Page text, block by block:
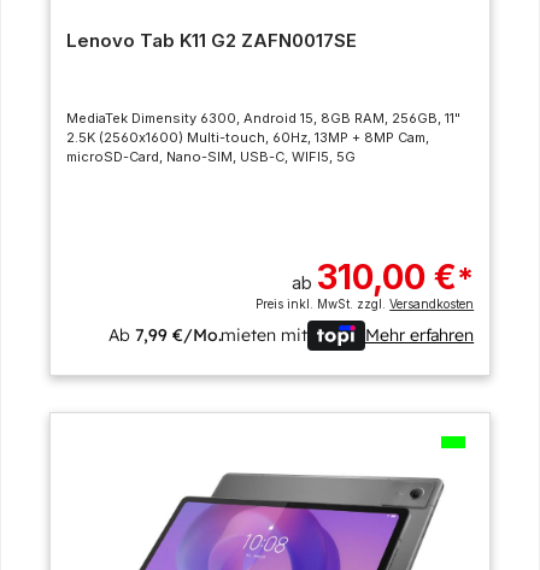
Lenovo Tab K11 G2 ZAFN0017SE
MediaTek Dimensity 6300, Android 15, 8GB RAM, 256GB, 11"
2.5K (2560x1600) Multi-touch, 60Hz, 13MP + 8MP Cam,
microSD-Card, Nano-SIM, USB-C, WIFI5, 5G
ab 310,00 €*
Preis inkl. MwSt. zzgl.Versandkosten
Ab7,99 €/Mo.mieten mit Mehr erfahren